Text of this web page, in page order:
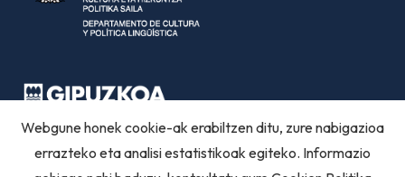
Webgune honek cookie-ak erabiltzen ditu, zure nabigazioa
errazteko eta analisi estatistikoak egiteko. Informazio